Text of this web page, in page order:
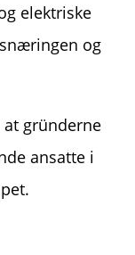
elektriske
og
gründerne
ansatte i